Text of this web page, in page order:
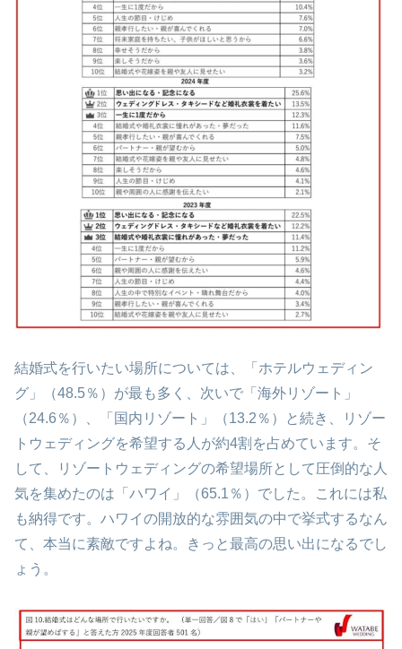
結婚式を行いたい場所については、「ホテルウェディン
グ」（48.5％）が最も多く、次いで「海外リゾート」
（24.6％）、「国内リゾート」（13.2％）と続き、リゾー
トウェディングを希望する人が約4割を占めています。そ
して、リゾートウェディングの希望場所として圧倒的な人
気を集めたのは「ハワイ」（65.1％）でした。これには私
も納得です。ハワイの開放的な雰囲気の中で挙式するなん
て、本当に素敵ですよね。きっと最高の思い出になるでし
ょう。